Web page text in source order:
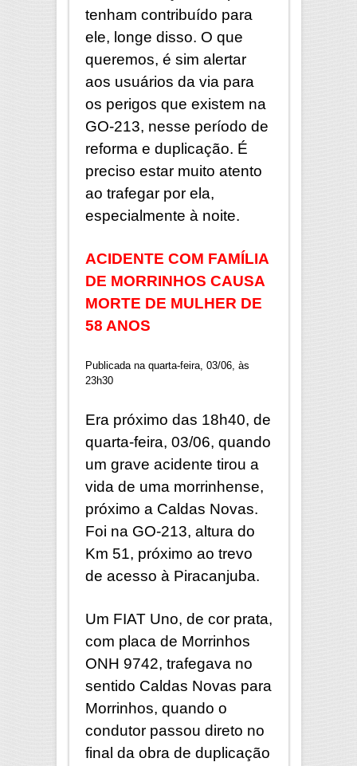
tenham contribuído para
ele, longe disso. O que
queremos, é sim alertar
aos usuários da via para
os perigos que existem na
GO-213, nesse período de
reforma e duplicação. É
preciso estar muito atento
ao trafegar por ela,
especialmente à noite.
ACIDENTE COM FAMÍLIA
DE MORRINHOS CAUSA
MORTE DE MULHER DE
58 ANOS
Publicada na quarta-feira, 03/06, às
23h30
Era próximo das 18h40, de
quarta-feira, 03/06, quando
um grave acidente tirou a
vida de uma morrinhense,
próximo a Caldas Novas.
Foi na GO-213, altura do
Km 51, próximo ao trevo
de acesso à Piracanjuba.
Um FIAT Uno, de cor prata,
com placa de Morrinhos
ONH 9742, trafegava no
sentido Caldas Novas para
Morrinhos, quando o
condutor passou direto no
final da obra de duplicação